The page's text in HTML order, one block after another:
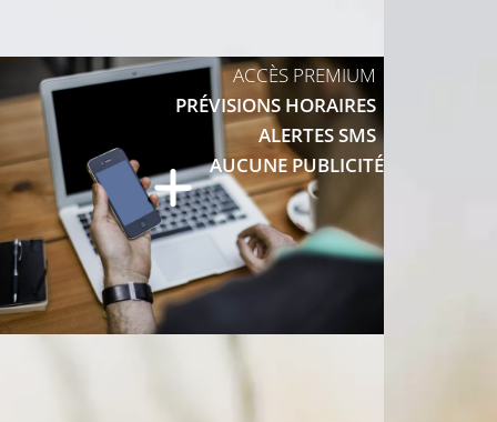
ACCÈS PREMIUM
PRÉVISIONS HORAIRES
ALERTES SMS
AUCUNE PUBLICITÉ